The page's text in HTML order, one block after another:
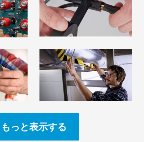
ら 詳細はこちら
ら
マーキング
詳細はこちら
もっと表示する